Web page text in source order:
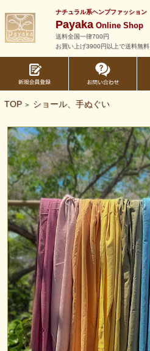
ナチュラル系ヘンプファッション
PayakaOnline Shop
送料全国一律700円
お買い上げ3900円以上で送料無料
TOP > ショール、手ぬぐい